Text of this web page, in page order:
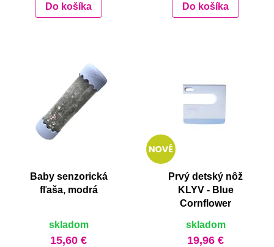
Do košíka Do košíka
Baby senzorická
fľaša, modrá
skladom
15,60 €
Prvý detský nôž
KLYV - Blue
Cornflower
skladom
19,96 €